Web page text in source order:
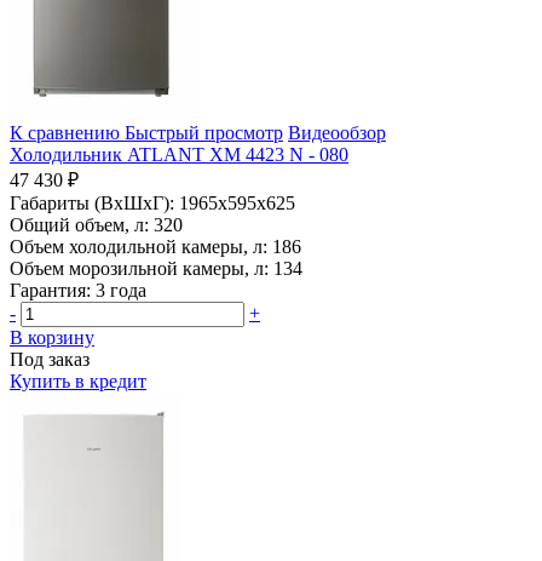
К сравнению Быстрый просмотр Видеообзор
Холодильник ATLANT ХМ 4423 N - 080
47 430 ₽
Габариты (ВхШхГ): 1965x595x625
Общий объем, л: 320
Объем холодильной камеры, л: 186
Объем морозильной камеры, л: 134
Гарантия: 3 года
-
+
В корзину
Под заказ
Купить в кредит